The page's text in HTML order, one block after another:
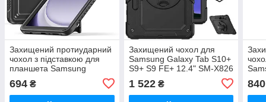
Захищений протиударний
чохол з підставкою для
планшета Samsung
Galaxy Tab A9+ SM-X210 /
X216 / X218 (11")
694 ₴
Захищений чохол для
Samsung Galaxy Tab S10+
S9+ S9 FE+ 12.4" SM-X826
1 522₴ 840